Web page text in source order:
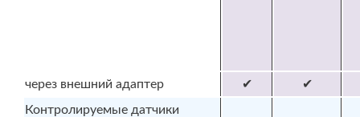
через внешний адаптер ✔
✔
Контролируемые датчики